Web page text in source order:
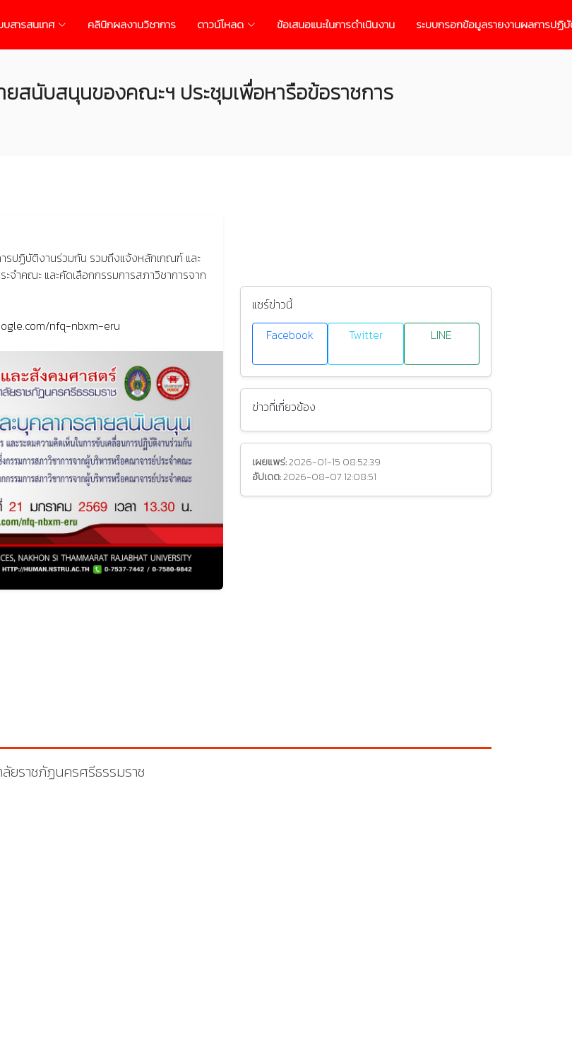
บสารสนเทศ คลินิกผลงานวิชาการ ดาวน์โหลด ข้อเสนอแนะในการดำเนินงาน ระบบกรอกข้อมูลรายงานผลการปฏิ
สนับสนุนของคณะฯ ประชุมเพื่อหารือข้อราชการ
ารปฏิบัติงานร่วมกัน รวมถึงแจ้งหลักเกณฑ์ และ
จำคณะ และคัดเลือกกรรมการสภาวิชาการจาก
nfq-nbxm-eru
แชร์ข่าวนี้
Facebook
Twitter LINE
ข่าวที่เกี่ยวข้อง
เผยแพร่:2026-01-15 08:52:39
อัปเดต:2026-08-07 12:08:51
ราชภัฏนครศรีธรรมราช